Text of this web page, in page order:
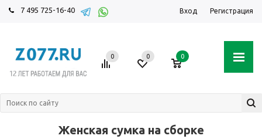
7 495 725-16-40 Вход Регистрация
0 0 0
Женская сумка на сборке